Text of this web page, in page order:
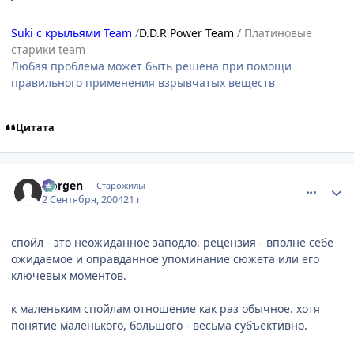
Suki с крыльями Team /D.D.R Power Team / Платиновые
старики team
Любая проблема может быть решена при помощи
правильного применения взрывчатых веществ
Цитата
Norgen Старожилы
2 Сентября, 200421 г
спойл - это неожиданное заподло. рецензия - вполне себе
ожидаемое и оправданное упоминание сюжета или его
ключевых моментов.
к маленьким спойлам отношение как раз обычное. хотя
понятие маленького, большого - весьма субъективно.